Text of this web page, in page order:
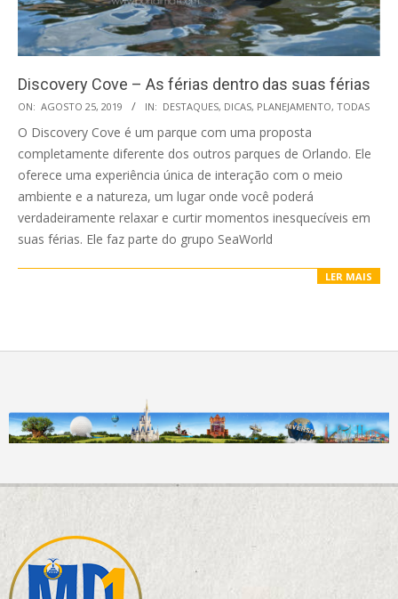
Discovery Cove – As férias dentro das suas férias
2019-
08-
25
ON: AGOSTO 25, 2019 IN: DESTAQUES, DICAS, PLANEJAMENTO, TODAS
O Discovery Cove é um parque com uma proposta
completamente diferente dos outros parques de Orlando. Ele
oferece uma experiência única de interação com o meio
ambiente e a natureza, um lugar onde você poderá
verdadeiramente relaxar e curtir momentos inesquecíveis em
suas férias. Ele faz parte do grupo SeaWorld
LER MAIS